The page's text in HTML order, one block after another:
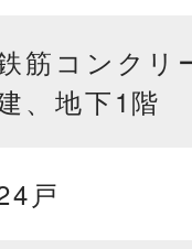
筋コンクリ
、地下1階
戸